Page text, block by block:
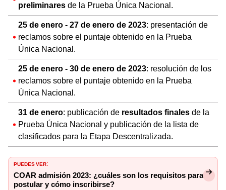
preliminares de la Prueba Única Nacional.
25 de enero - 27 de enero de 2023: presentación de
reclamos sobre el puntaje obtenido en la Prueba
Única Nacional.
25 de enero - 30 de enero de 2023: resolución de los
reclamos sobre el puntaje obtenido en la Prueba
Única Nacional.
31 de enero: publicación de resultados finales de la
Prueba Única Nacional y publicación de la lista de
clasificados para la Etapa Descentralizada.
PUEDES VER:
COAR admisión 2023: ¿cuáles son los requisitos para
postular y cómo inscribirse?